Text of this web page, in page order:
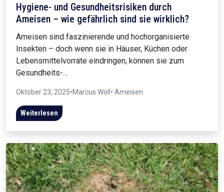
Hygiene- und Gesundheitsrisiken durch
Ameisen – wie gefährlich sind sie wirklich?
Ameisen sind faszinierende und hochorganisierte
Insekten – doch wenn sie in Häuser, Küchen oder
Lebensmittelvorräte eindringen, können sie zum
Gesundheits-…
Oktober 23, 2025•Marcus Wöll • Ameisen
Weiterlesen